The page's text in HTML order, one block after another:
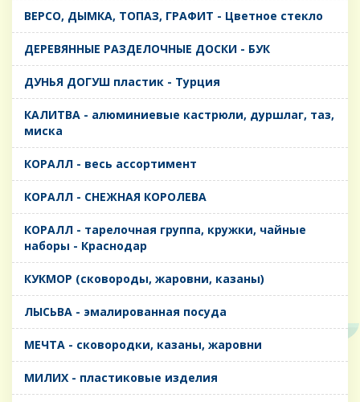
ВЕРСО, ДЫМКА, ТОПАЗ, ГРАФИТ - Цветное стекло
ДЕРЕВЯННЫЕ РАЗДЕЛОЧНЫЕ ДОСКИ - БУК
ДУНЬЯ ДОГУШ пластик - Турция
КАЛИТВА - алюминиевые кастрюли, дуршлаг, таз,
миска
КОРАЛЛ - весь ассортимент
КОРАЛЛ - СНЕЖНАЯ КОРОЛЕВА
КОРАЛЛ - тарелочная группа, кружки, чайные
наборы - Краснодар
КУКМОР (сковороды, жаровни, казаны)
ЛЫСЬВА - эмалированная посуда
МЕЧТА - сковородки, казаны, жаровни
МИЛИХ - пластиковые изделия